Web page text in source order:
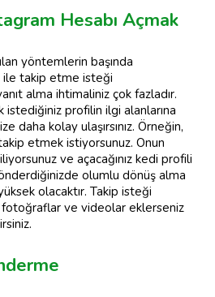
Hesabı Açmak
yöntemlerin başında
takip etme isteği
alma ihtimaliniz çok fazladır.
istediğiniz profilin ilgi alanlarına
daha kolay ulaşırsınız. Örneğin,
etmek istiyorsunuz. Onun
ve açacağınız kedi profili
olumlu dönüş alma
olacaktır. Takip isteği
ve videolar eklerseniz